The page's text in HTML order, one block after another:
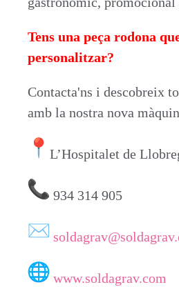
Tens una peça rodona
personalitzar?
Contacta'ns i descobreix
amb la nostra nova
L’Hospitalet de
934 314 905
www.soldagrav.com